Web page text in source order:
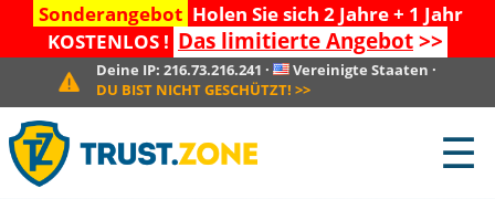
Sonderangebot Holen Sie sich 2 Jahre + 1 Jahr
KOSTENLOS ! Das limitierte Angebot>>
Deine IP: 216.73.216.241 · Vereinigte Staaten ·
DU BIST NICHT GESCHÜTZT! >>
☰